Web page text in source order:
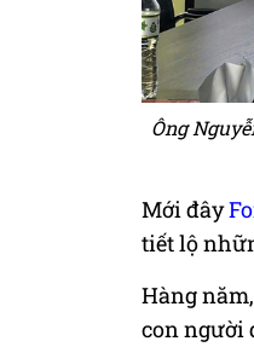
Ông
Mới đây
tiết lộ
Hàng năm,
con người